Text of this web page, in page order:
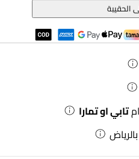
الحقيبة
تابي او تمارا